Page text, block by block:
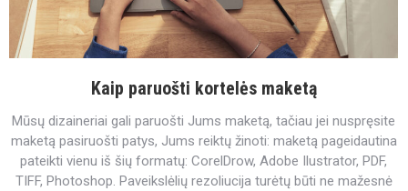
Kaip paruošti kortelės maketą
Mūsų dizaineriai gali paruošti Jums maketą, tačiau jei nuspręsite
maketą pasiruošti patys, Jums reiktų žinoti: maketą pageidautina
pateikti vienu iš šių formatų: CorelDrow, Adobe Ilustrator, PDF,
TIFF, Photoshop. Paveikslėlių rezoliucija turėtų būti ne mažesnė